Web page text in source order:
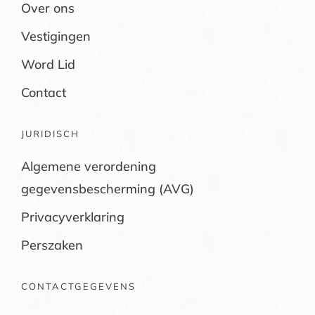
Over ons
Vestigingen
Word Lid
Contact
JURIDISCH
Algemene verordening
gegevensbescherming (AVG)
Privacyverklaring
Perszaken
CONTACTGEGEVENS